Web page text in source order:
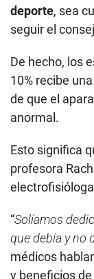
deporte, sea
seguir el
De hecho, los
10% recibe
de que el
anormal.
Esto significa
profesora
“Solíamos
que debía y no
médicos
y beneficios